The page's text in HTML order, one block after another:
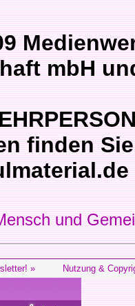
mbH
finden
und
» Nutzung &